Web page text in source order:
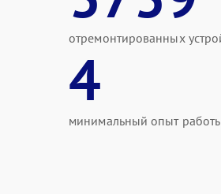
отремонтированных
4
минимальный опыт